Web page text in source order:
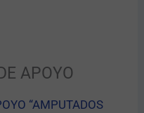
APOYO
“AMPUTADOS